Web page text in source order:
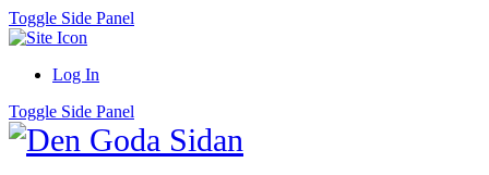
Toggle Side Panel
Log In
Toggle Side Panel